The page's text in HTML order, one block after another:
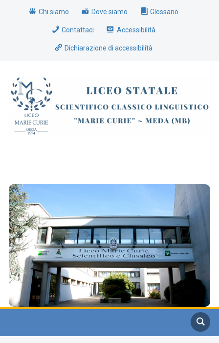
Chi siamo Dove siamo Glossario
Contattaci Accessibilità
Dichiarazione di accessibilità